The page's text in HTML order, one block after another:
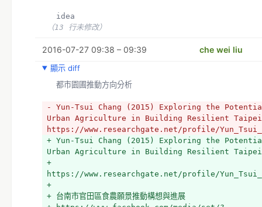
  idea
（13 行未修改）
2016-07-27 09:38 – 09:39 che wei liu
顯示 diff
  都市園圃推動方向分析
- Yun-Tsui Chang (2015) Exploring the
Urban Agriculture in Building Resilient
https://www.researchgate.net/profile/
+ Yun-Tsui Chang (2015) Exploring the
Urban Agriculture in Building Resilient
+
https://www.researchgate.net/profile/
+
+ 台南市官田區食農願景推動構想與進展